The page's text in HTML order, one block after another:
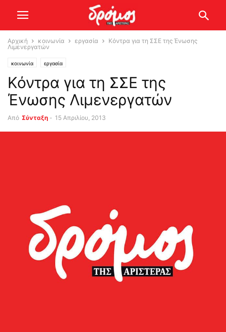
Αρχική κοινωνία εργασία
Κόντρα για τη ΣΣΕ της Ένωσης
Λιμενεργατών
κοινωνία εργασία
Κόντρα για τη ΣΣΕ της
Ένωσης Λιμενεργατών
Από Σύνταξη - 15 Απριλίου, 2013